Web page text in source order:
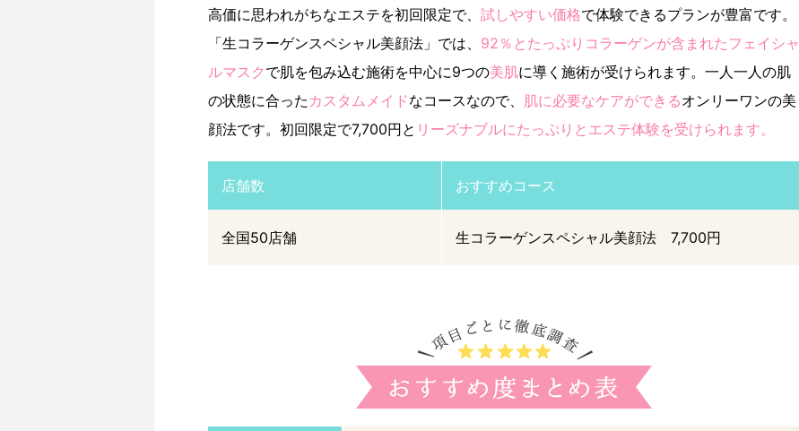
高価に思われがちなエステを初回限定で、 試しやすい価格で体験できるプランが豊富です。
「生コラーゲンスペシャル美顔法」では、 92％とたっぷりコラーゲンが含まれたフェイシャ
ルマスク で肌を包み込む施術を中心に9つの美肌に導く施術が受けられます。一人一人の肌
の状態に合った カスタムメイドなコースなので、 肌に必要なケアができるオンリーワンの美
顔法です。初回限定で7,700円と リーズナブルにたっぷりとエステ体験を受けられます。
店舗数 おすすめコース
全国50店舗 生コラーゲンスペシャル美顔法 7,700円